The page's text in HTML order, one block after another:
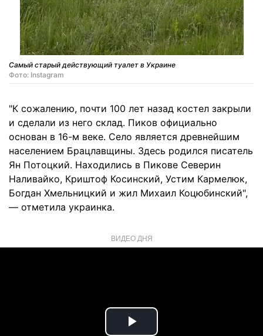
Самый старый действующий туалет в Украине
Фото: Instagram
"К сожалению, почти 100 лет назад костел закрыли
и сделали из него склад. Пиков официально
основан в 16-м веке. Село является древнейшим
населением Брацлавщины. Здесь родился писатель
Ян Потоцкий. Находились в Пикове Северин
Наливайко, Криштоф Косинский, Устим Кармелюк,
Богдан Хмельницкий и жил Михаил Коцюбинский",
— отметила украинка.
ВИДЕО ДНЯ